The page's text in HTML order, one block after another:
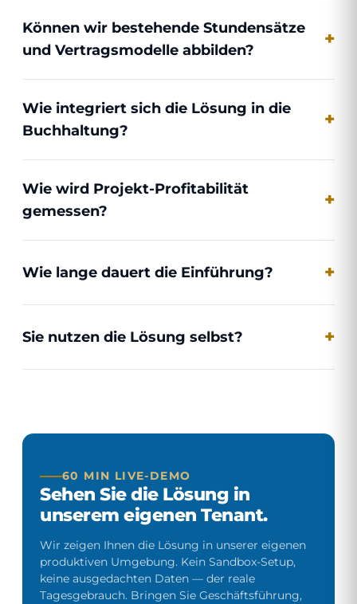
Können wir bestehende Stundensätze
und Vertragsmodelle abbilden?
Wie integriert sich die Lösung in die
Buchhaltung?
Wie wird Projekt-Profitabilität
gemessen?
Wie lange dauert die Einführung?
Sie nutzen die Lösung selbst?
60 MIN LIVE-DEMO
Sehen Sie die Lösung in
unserem eigenen Tenant.
Wir zeigen Ihnen die Lösung in unserer eigenen
produktiven Umgebung. Kein Sandbox-Setup,
keine ausgedachten Daten — der reale
Tagesgebrauch. Bringen Sie Geschäftsführung,